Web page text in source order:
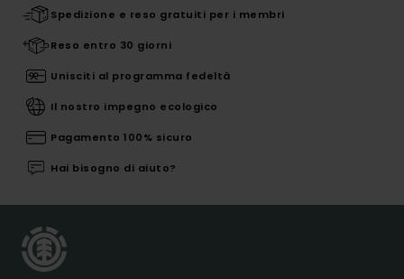
Spedizione e reso gratuiti per i membri
Reso entro 30 giorni
Unisciti al programma fedeltà
Il nostro impegno ecologico
Pagamento 100% sicuro
Hai bisogno di aiuto?